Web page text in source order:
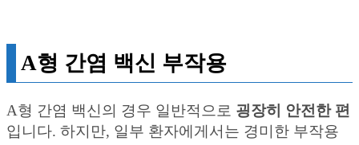
A형 간염 백신 부작용
A형 간염 백신의 경우 일반적으로 굉장히 안전한 편
입니다. 하지만, 일부 환자에게서는 경미한 부작용